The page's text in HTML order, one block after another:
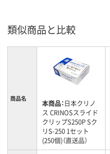
類似商品と比較
商品名 本商品：日本クリノ
ス CRINOSスライド
クリップS250P Sク
リS-250 1セット
(250個)（直送品）